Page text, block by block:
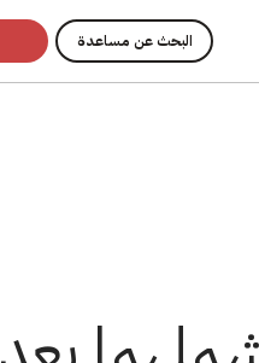
البحث عن مساعدة